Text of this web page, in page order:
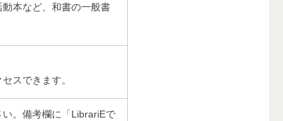
本など、和書の一般書
スできます。
。備考欄に「LibrariEで